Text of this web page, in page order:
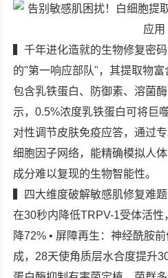
▍千年进化造就的生物修复密
的"第一响应部队"，其提取物富
包含乳铁蛋白、防御素、溶菌
示，0.5%浓度乳铁蛋白可将巨
对性调节皮肤免疫应答，通过
细胞因子网络，能精确模拟人
成分难以复现的生物智能性。
▍四大维度破解敏感肌修复难
在30秒内降低TRPV-1受体活
降72% • 屏障再生：神经酰胺
成，28天使角质层水合度提升